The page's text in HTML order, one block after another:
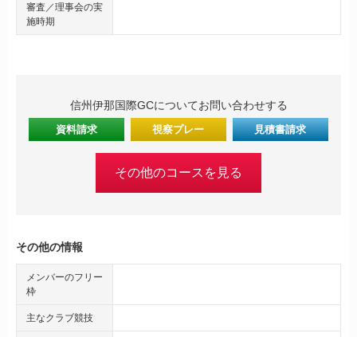
審査／理事会の実
施時期
信州伊那国際GCについてお問い合わせする
資料請求 視察プレー 見積書請求
その他のコースを見る
その他の情報
メンバーのフリー
枠
主なクラブ競技